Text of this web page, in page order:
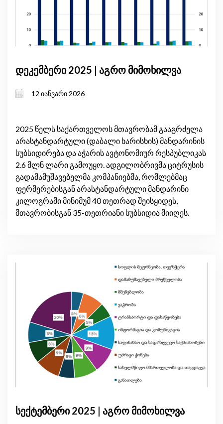
დეკემბერი 2025 | აგრო მიმოხილვა
12 იანვარი 2026
2025 წელს საქართველოს მთავრობამ გააგრძელა
არასტანდარტული (დაბალი ხარისხის) მანდარინის
სუბსიდირება და აჭარის ავტონომიურ რესპუბლიკას
2.6 მლნ ლარი გამოუყო. ადგილობრივმა ციტრუსის
გადამამუშავებელმა კომპანიებმა, რომლებმაც
ფერმერებისგან არასტანდარტული მანდარინი
კილოგრამი მინიმუმ 40 თეთრად შეისყიდეს,
მთავრობისგან 35-თეთრიანი სუბსიდია მიიღეს.
სექტემბერი 2025 | აგრო მიმოხილვა